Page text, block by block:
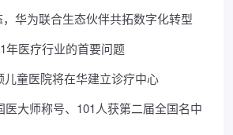
华为联合生态伙伴共拓数字化转型
年医疗行业的首要问题
儿童医院将在华建立诊疗中心
医大师称号、101人获第二届全国名中